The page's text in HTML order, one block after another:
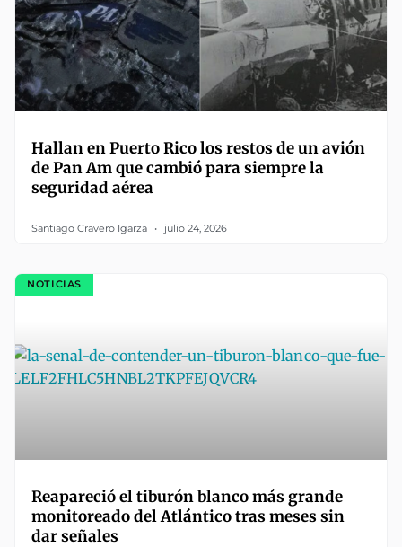
Hallan en Puerto Rico los restos de un avión
de Pan Am que cambió para siempre la
seguridad aérea
Santiago Cravero Igarza julio 24, 2026
NOTICIAS
Reapareció el tiburón blanco más grande
monitoreado del Atlántico tras meses sin
dar señales